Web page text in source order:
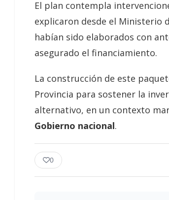
El plan contempla
explicaron desde el Ministerio
habían sido elaborados con
asegurado el financiamiento.
La construcción de este
Provincia para sostener la
alternativo, en un contexto
Gobierno nacional.
0